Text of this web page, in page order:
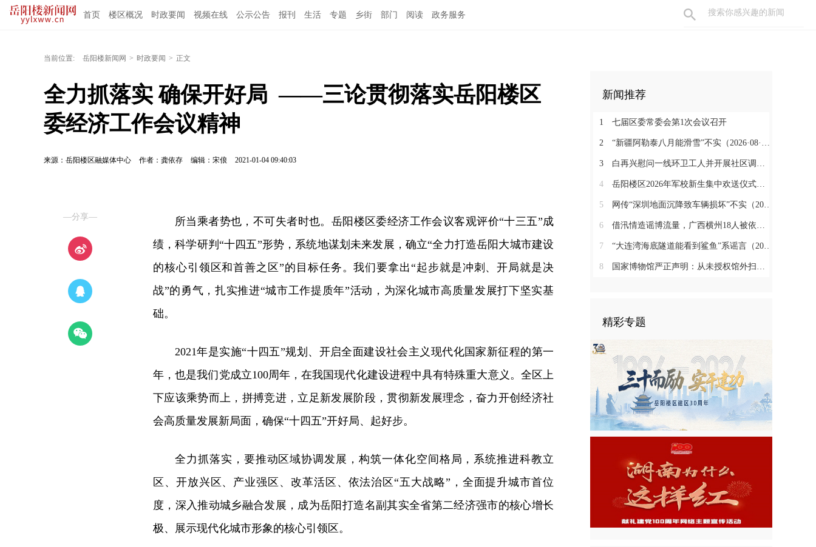
首页 楼区概况 时政要闻 视频在线 公示公告 报刊 生活 专题 乡街 部门 阅读 政务服务
当前位置: 岳阳楼新闻网 > 时政要闻 > 正文
全力抓落实 确保开好局  ——三论贯彻落实岳阳楼区
委经济工作会议精神
来源：岳阳楼区融媒体中心 作者：龚依存 编辑：宋俍 2021-01-04 09:40:03
—分享—
所当乘者势也，不可失者时也。岳阳楼区委经济工作会议客观评价“十三五”成
绩，科学研判“十四五”形势，系统地谋划未来发展，确立“全力打造岳阳大城市建设
的核心引领区和首善之区”的目标任务。我们要拿出“起步就是冲刺、开局就是决
战”的勇气，扎实推进“城市工作提质年”活动，为深化城市高质量发展打下坚实基
础。
2021年是实施“十四五”规划、开启全面建设社会主义现代化国家新征程的第一
年，也是我们党成立100周年，在我国现代化建设进程中具有特殊重大意义。全区上
下应该乘势而上，拼搏竞进，立足新发展阶段，贯彻新发展理念，奋力开创经济社
会高质量发展新局面，确保“十四五”开好局、起好步。
全力抓落实，要推动区域协调发展，构筑一体化空间格局，系统推进科教立
区、开放兴区、产业强区、改革活区、依法治区“五大战略”，全面提升城市首位
度，深入推动城乡融合发展，成为岳阳打造名副其实全省第二经济强市的核心增长
极、展示现代化城市形象的核心引领区。
新闻推荐
1 七届区委常委会第1次会议召开
2 “新疆阿勒泰八月能滑雪”不实（2026·08·07）
3 白再兴慰问一线环卫工人并开展社区调研工作
4 岳阳楼区2026年军校新生集中欢送仪式举行
5 网传“深圳地面沉降致车辆损坏”不实（2026·08·06）
6 借汛情造谣博流量，广西横州18人被依法查处（2026·08·05）
7 “大连湾海底隧道能看到鲨鱼”系谣言（2026·08·04）
8 国家博物馆严正声明：从未授权馆外扫码（2026·08·03）
精彩专题